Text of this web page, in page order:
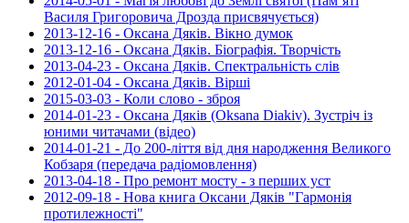
Василя Григоровича Дрозда присвячується)
2013-12-16 - Оксана Дяків. Вікно думок
2013-12-16 - Оксана Дяків. Біографія. Творчість
2013-04-23 - Оксана Дяків. Спектральність слів
2012-01-04 - Оксана Дяків. Вірші
2015-03-03 - Коли слово - зброя
2014-01-23 - Оксана Дяків (Oksana Diakiv). Зустріч із
юними читачами (відео)
2014-01-21 - До 200-ліття від дня народження Великого
Кобзаря (передача радіомовлення)
2013-04-18 - Про ремонт мосту - з перших уст
2012-09-18 - Нова книга Оксани Дяків "Гармонія
протилежності"